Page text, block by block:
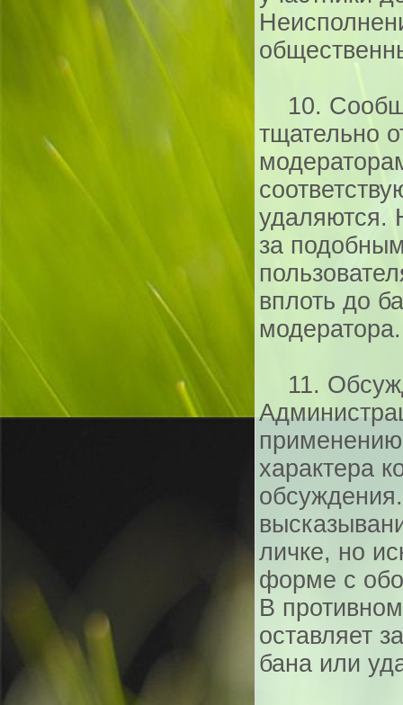
10.
тщательно
удаляются.
за
вплоть до
модератора.
11.
характера
личке, но
форме с
В
оставляет
бана или